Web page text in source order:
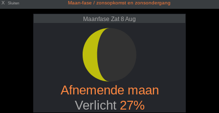
X Sluiten Maan-fase / zonsopkomst en zonsondergang
Maanfase Zat 8 Aug
Afnemende maan
Verlicht 27%